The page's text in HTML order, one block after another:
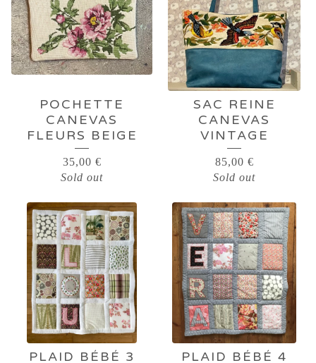
POCHETTE
CANEVAS
FLEURS BEIGE
35,00 €
Sold out
SAC REINE
CANEVAS
VINTAGE
85,00 €
Sold out
PLAID BÉBÉ 3
PLAID BÉBÉ 4